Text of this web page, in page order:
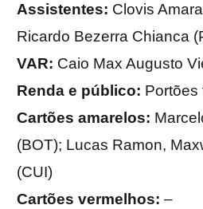
Assistentes: Clovis
Ricardo Bezerra Chianca
VAR: Caio Max Augusto
Renda e público: Portões
Cartões amarelos:
(BOT); Lucas Ramon,
(CUI)
Cartões vermelhos: –